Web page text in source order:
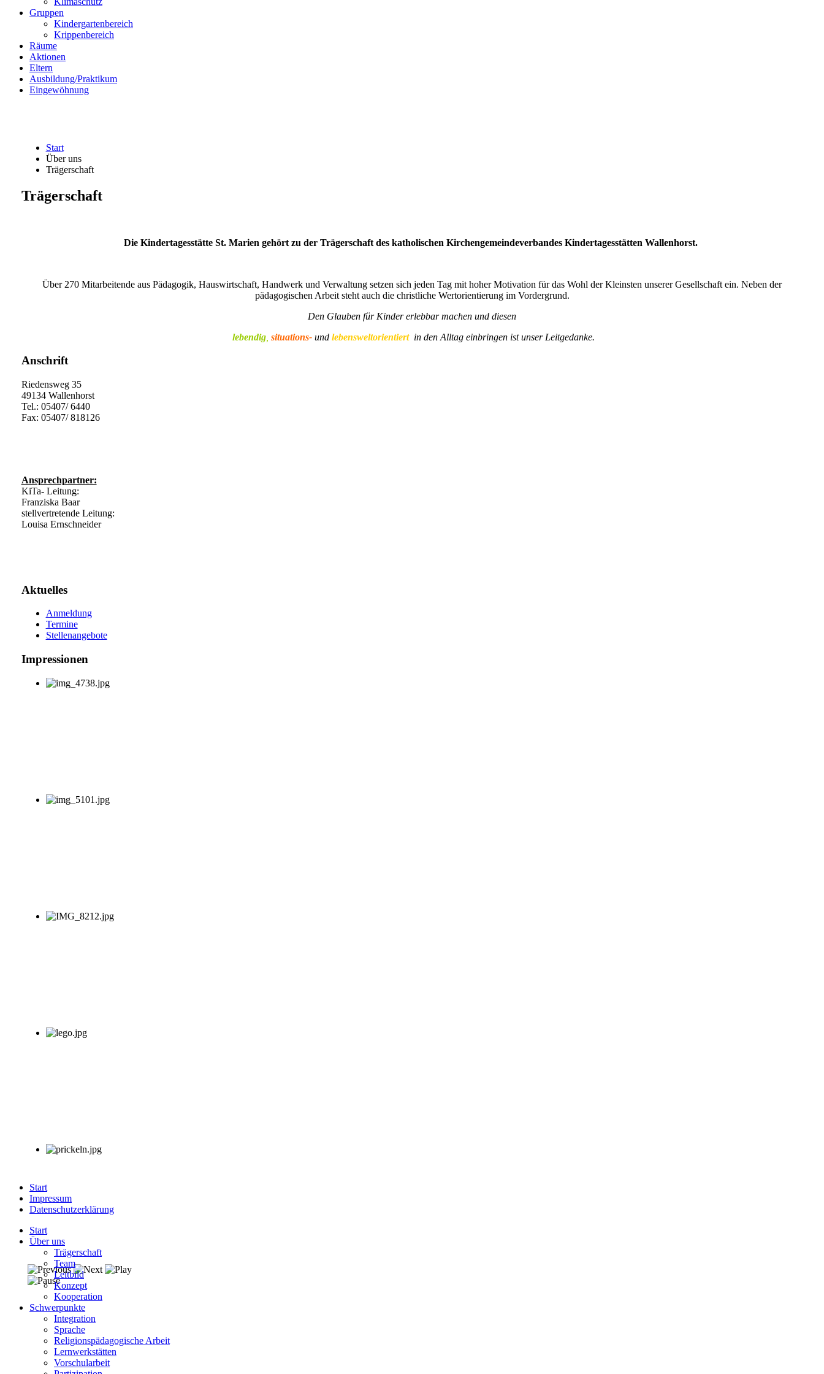
Gruppen
Kindergartenbereich
Krippenbereich
Räume
Aktionen
Eltern
Ausbildung/Praktikum
Eingewöhnung
Start
Über uns
Trägerschaft
Trägerschaft
Die Kindertagesstätte St. Marien gehört zu der Trägerschaft des katholischen Kirchengemeindeverbandes Kindertagesstätten Wallenhorst.
Über 270 Mitarbeitende aus Pädagogik, Hauswirtschaft, Handwerk und Verwaltung setzen sich jeden Tag mit hoher Motivation für das Wohl der Kleinsten unserer Gesellschaft ein. Neben der
pädagogischen Arbeit steht auch die christliche Wertorientierung im Vordergrund.
Den Glauben für Kindererlebbar machen und diesen
lebendig, situations- und lebensweltorientiert in den Alltag einbringen ist unser Leitgedanke.
Anschrift
Riedensweg 35
49134 Wallenhorst
Tel.: 05407/ 6440
Fax: 05407/ 818126
Ansprechpartner:
KiTa- Leitung:
Franziska Baar
stellvertretende Leitung:
Louisa Ernschneider
Aktuelles
Anmeldung
Termine
Stellenangebote
Impressionen
Start
Impressum
Datenschutzerklärung
Start
Über uns
Trägerschaft
Team
Leitbild
Konzept
Kooperation
Schwerpunkte
Integration
Sprache
Religionspädagogische Arbeit
Lernwerkstätten
Vorschularbeit